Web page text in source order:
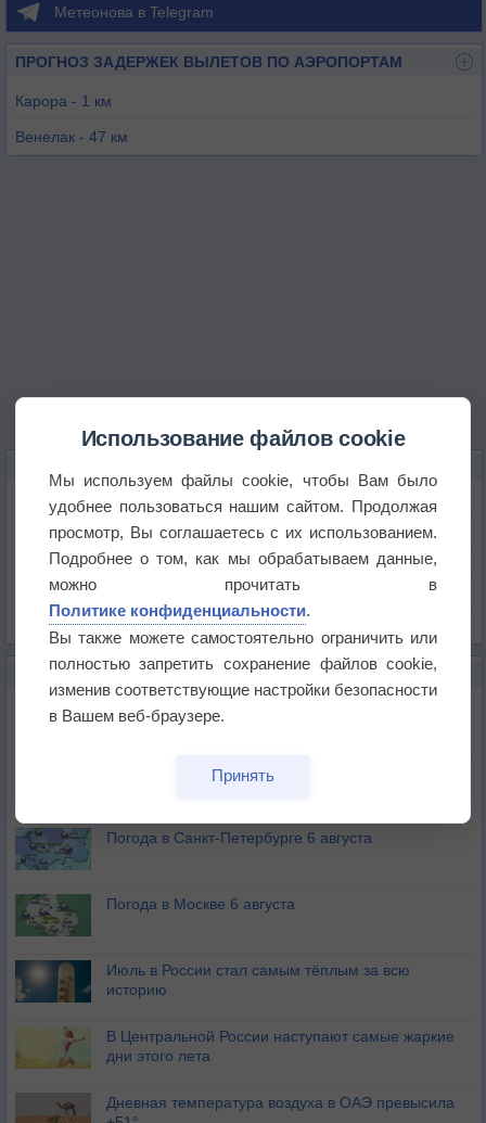
Метеонова в Telegram
ПРОГНОЗ ЗАДЕРЖЕК ВЫЛЕТОВ ПО АЭРОПОРТАМ
Карора - 1 км
Венелак - 47 км
Температура
Давление
Осадки
Облачность
Список всех карт
НОВОЕ О ПОГОДЕ
Погода в Екатеринбурге 6 августа
Погода в Краснодаре 6 августа
Погода в Санкт-Петербурге 6 августа
Погода в Москве 6 августа
Июль в России стал самым тёплым за всю
историю
В Центральной России наступают самые жаркие
дни этого лета
Дневная температура воздуха в ОАЭ превысила
Использование файлов cookie
Мы используем файлы cookie, чтобы Вам было
удобнее пользоваться нашим сайтом. Продолжая
просмотр, Вы соглашаетесь с их использованием.
Подробнее о том, как мы обрабатываем данные,
можно прочитать в
Политике конфиденциальности.
Вы также можете самостоятельно ограничить или
полностью запретить сохранение файлов cookie,
изменив соответствующие настройки безопасности
в Вашем веб-браузере.
Принять